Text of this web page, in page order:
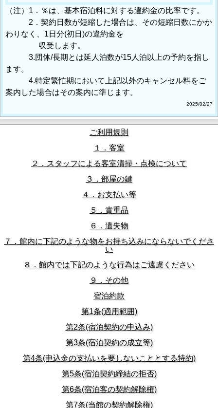
（注）1．％は、基本宿泊料に対する違約金の比率です。
2．契約日数が短縮した場合は、その短縮日数にかか
わりなく、1日分(初日)の違約金を
収受します。
3.団体/長期とは延人泊数が15人泊以上の予約を指し
ます。
4.特定繁忙期において上記以外のキャンセル料をご
案内した場合はその案内に準じます。
2025/02/27
ご利用規則
１．客室
２．スタッフによる客室清掃・点検について
３．部屋の鍵
４．お支払い等
５．貴重品
６．遺失物
７．館内に下記のような物をお持ち込みにならないでくださ
い
８．館内では下記のような行為はご遠慮ください
９．その他
宿泊約款
第1条(適用範囲)
第2条(宿泊契約の申込み)
第3条(宿泊契約の成立等)
第4条(申込金の支払いを要しないこととする特約)
第5条(宿泊契約締結の拒否)
第6条(宿泊客の契約解除権)
第7条(当館の契約解除権)